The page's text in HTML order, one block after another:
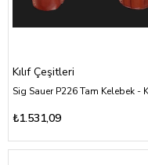
Kılıf Çeşitleri
₺1.531,09